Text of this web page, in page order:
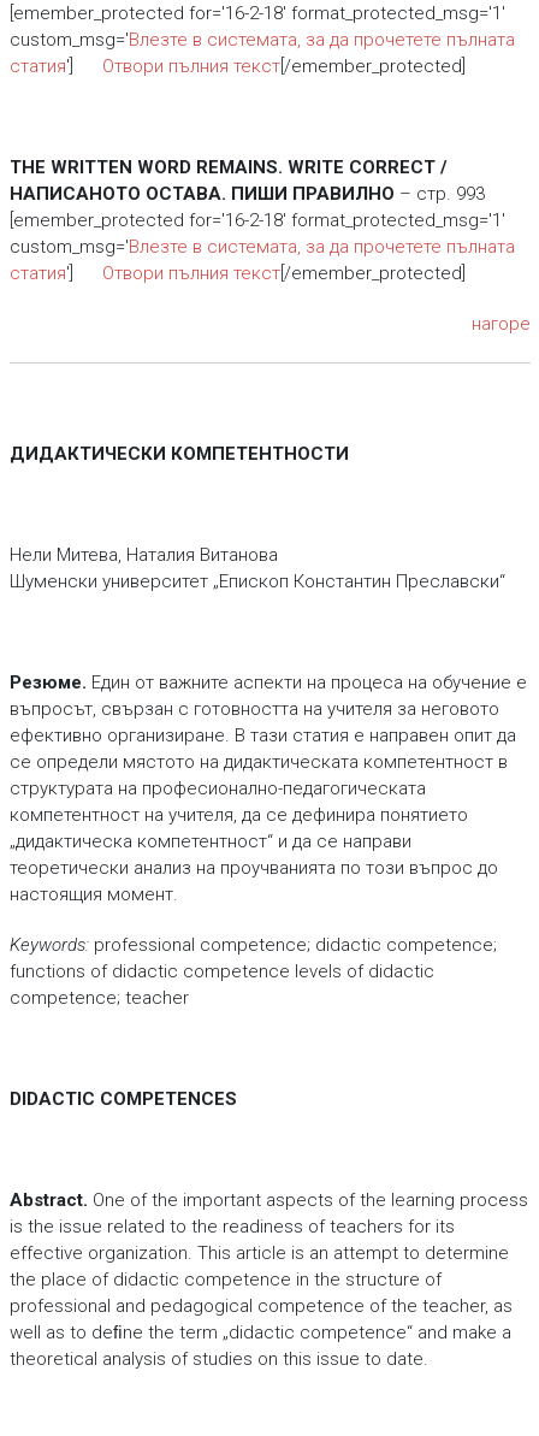
[emember_protected for='16-2-18' format_protected_msg='1'
custom_msg='Влезте в системата, за да прочетете пълната
статия'] Отвори пълния текст[/emember_protected]
THE WRITTEN WORD REMAINS. WRITE CORRECT /
НАПИСАНОТО ОСТАВА. ПИШИ ПРАВИЛНО – стр. 993
[emember_protected for='16-2-18' format_protected_msg='1'
custom_msg='Влезте в системата, за да прочетете пълната
статия'] Отвори пълния текст[/emember_protected]
нагоре
ДИДАКТИЧЕСКИ КОМПЕТЕНТНОСТИ
Нели Митева, Наталия Витанова
Шуменски университет „Епископ Константин Преславски“
Pезюме. Един от важните аспекти на процеса на обучение е
въпросът, свързан с готовността на учителя за неговото
ефективно организиране. В тази статия е направен опит да
се определи мястото на дидактическата компетентност в
структурата на професионално-педагогическата
компетентност на учителя, да се дефинира понятието
„дидактическа компетентност“ и да се направи
теоретически анализ на проучванията по този въпрос до
настоящия момент.
Keywords:professional competence; didactic competence;
functions of didactic competence levels of didactic
competence; teacher
DIDACTIC COMPETENCES
Abstract. One of the important aspects of the learning process
is the issue related to the readiness of teachers for its
effective organization. This article is an attempt to determine
the place of didactic competence in the structure of
professional and pedagogical competence of the teacher, as
well as to deﬁne the term „didactic competence“ and make a
theoretical analysis of studies on this issue to date.